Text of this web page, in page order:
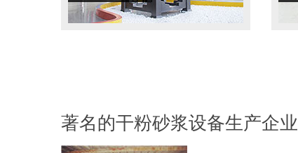
著名的干粉砂浆设备生产企业